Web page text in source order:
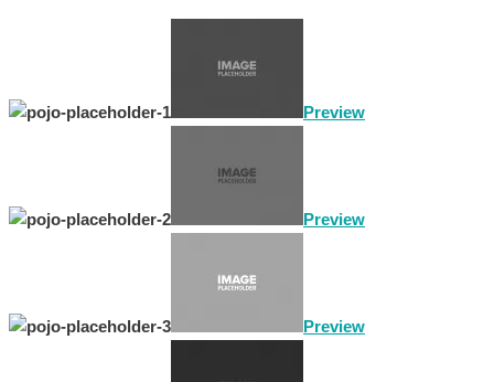
Preview
Preview
Preview